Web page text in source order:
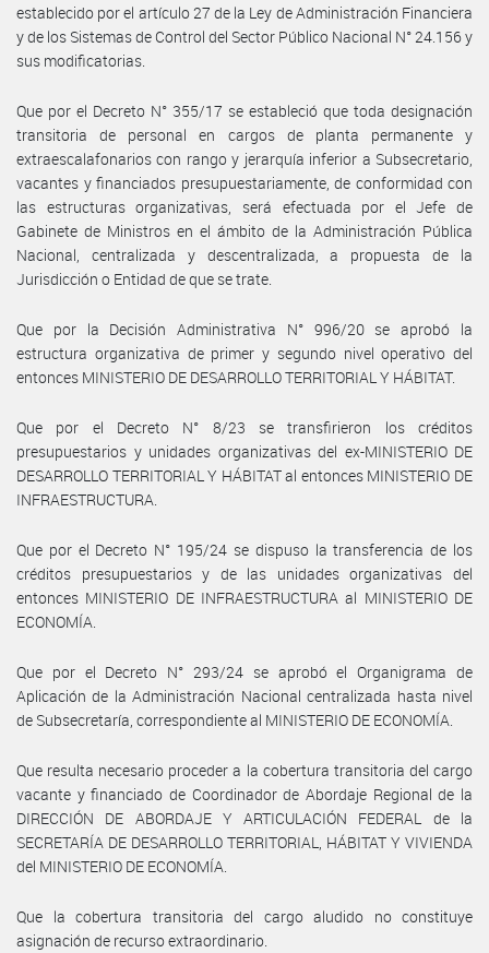
establecido por el artículo 27 de la Ley de Administración Financiera
y de los Sistemas de Control del Sector Público Nacional N° 24.156 y
sus modificatorias.
Que por el Decreto N° 355/17 se estableció que toda designación
transitoria de personal en cargos de planta permanente y
extraescalafonarios con rango y jerarquía inferior a Subsecretario,
vacantes y financiados presupuestariamente, de conformidad con
las estructuras organizativas, será efectuada por el Jefe de
Gabinete de Ministros en el ámbito de la Administración Pública
Nacional, centralizada y descentralizada, a propuesta de la
Jurisdicción o Entidad de que se trate.
Que por la Decisión Administrativa N° 996/20 se aprobó la
estructura organizativa de primer y segundo nivel operativo del
entonces MINISTERIO DE DESARROLLO TERRITORIAL Y HÁBITAT.
Que por el Decreto N° 8/23 se transfirieron los créditos
presupuestarios y unidades organizativas del ex-MINISTERIO DE
DESARROLLO TERRITORIAL Y HÁBITAT al entonces MINISTERIO DE
INFRAESTRUCTURA.
Que por el Decreto N° 195/24 se dispuso la transferencia de los
créditos presupuestarios y de las unidades organizativas del
entonces MINISTERIO DE INFRAESTRUCTURA al MINISTERIO DE
ECONOMÍA.
Que por el Decreto N° 293/24 se aprobó el Organigrama de
Aplicación de la Administración Nacional centralizada hasta nivel
de Subsecretaría, correspondiente al MINISTERIO DE ECONOMÍA.
Que resulta necesario proceder a la cobertura transitoria del cargo
vacante y financiado de Coordinador de Abordaje Regional de la
DIRECCIÓN DE ABORDAJE Y ARTICULACIÓN FEDERAL de la
SECRETARÍA DE DESARROLLO TERRITORIAL, HÁBITAT Y VIVIENDA
del MINISTERIO DE ECONOMÍA.
Que la cobertura transitoria del cargo aludido no constituye
asignación de recurso extraordinario.